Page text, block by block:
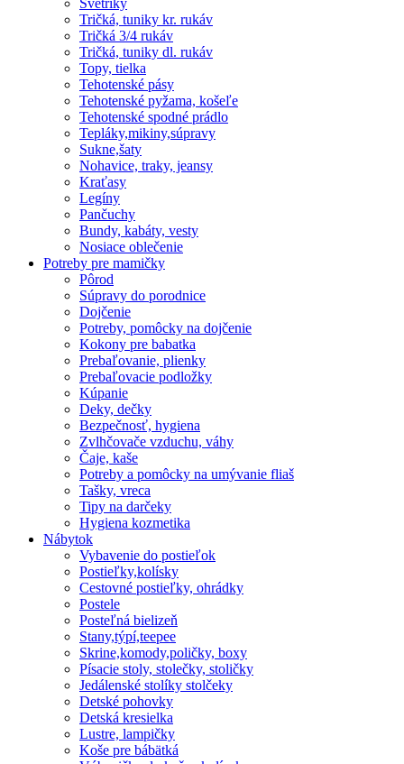
Tričká, tuniky kr. rukáv
Tričká 3/4 rukáv
Tričká, tuniky dl. rukáv
Topy, tielka
Tehotenské pásy
Tehotenské pyžama, košeľe
Tehotenské spodné prádlo
Tepláky,mikiny,súpravy
Sukne,šaty
Nohavice, traky, jeansy
Kraťasy
Legíny
Pančuchy
Bundy, kabáty, vesty
Nosiace oblečenie
Potreby pre mamičky
Pôrod
Súpravy do porodnice
Dojčenie
Potreby, pomôcky na dojčenie
Kokony pre babatka
Prebaľovanie, plienky
Prebaľovacie podložky
Kúpanie
Deky, dečky
Bezpečnosť, hygiena
Zvlhčovače vzduchu, váhy
Čaje, kaše
Potreby a pomôcky na umývanie fliaš
Tašky, vreca
Tipy na darčeky
Hygiena kozmetika
Nábytok
Vybavenie do postieľok
Postieľky,kolísky
Cestovné postieľky, ohrádky
Postele
Posteľná bielizeň
Stany,týpí,teepee
Skrine,komody,poličky, boxy
Písacie stoly, stolečky, stoličky
Jedálenské stolíky stolčeky
Detské pohovky
Detská kresielka
Lustre, lampičky
Koše pre bábätká